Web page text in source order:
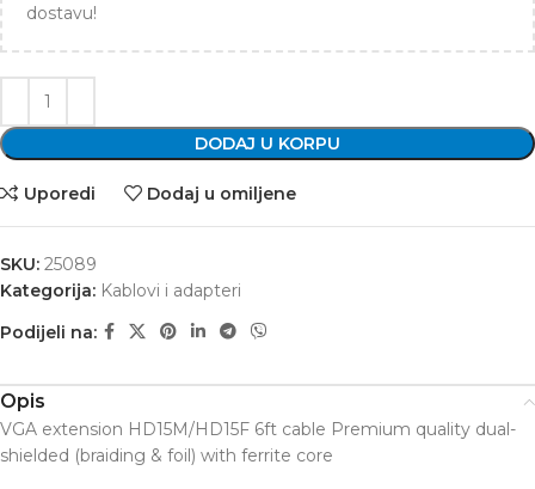
dostavu!
DODAJ U KORPU
Uporedi Dodaj u omiljene
SKU: 25089
Kategorija: Kablovi i adapteri
Podijeli na:
Opis
VGA extension HD15M/HD15F 6ft cable Premium quality dual-
shielded (braiding & foil) with ferrite core